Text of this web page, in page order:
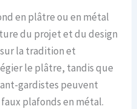
en plâtre ou en métal
du projet et du design
la tradition et
le plâtre, tandis que
gardistes peuvent
plafonds en métal.